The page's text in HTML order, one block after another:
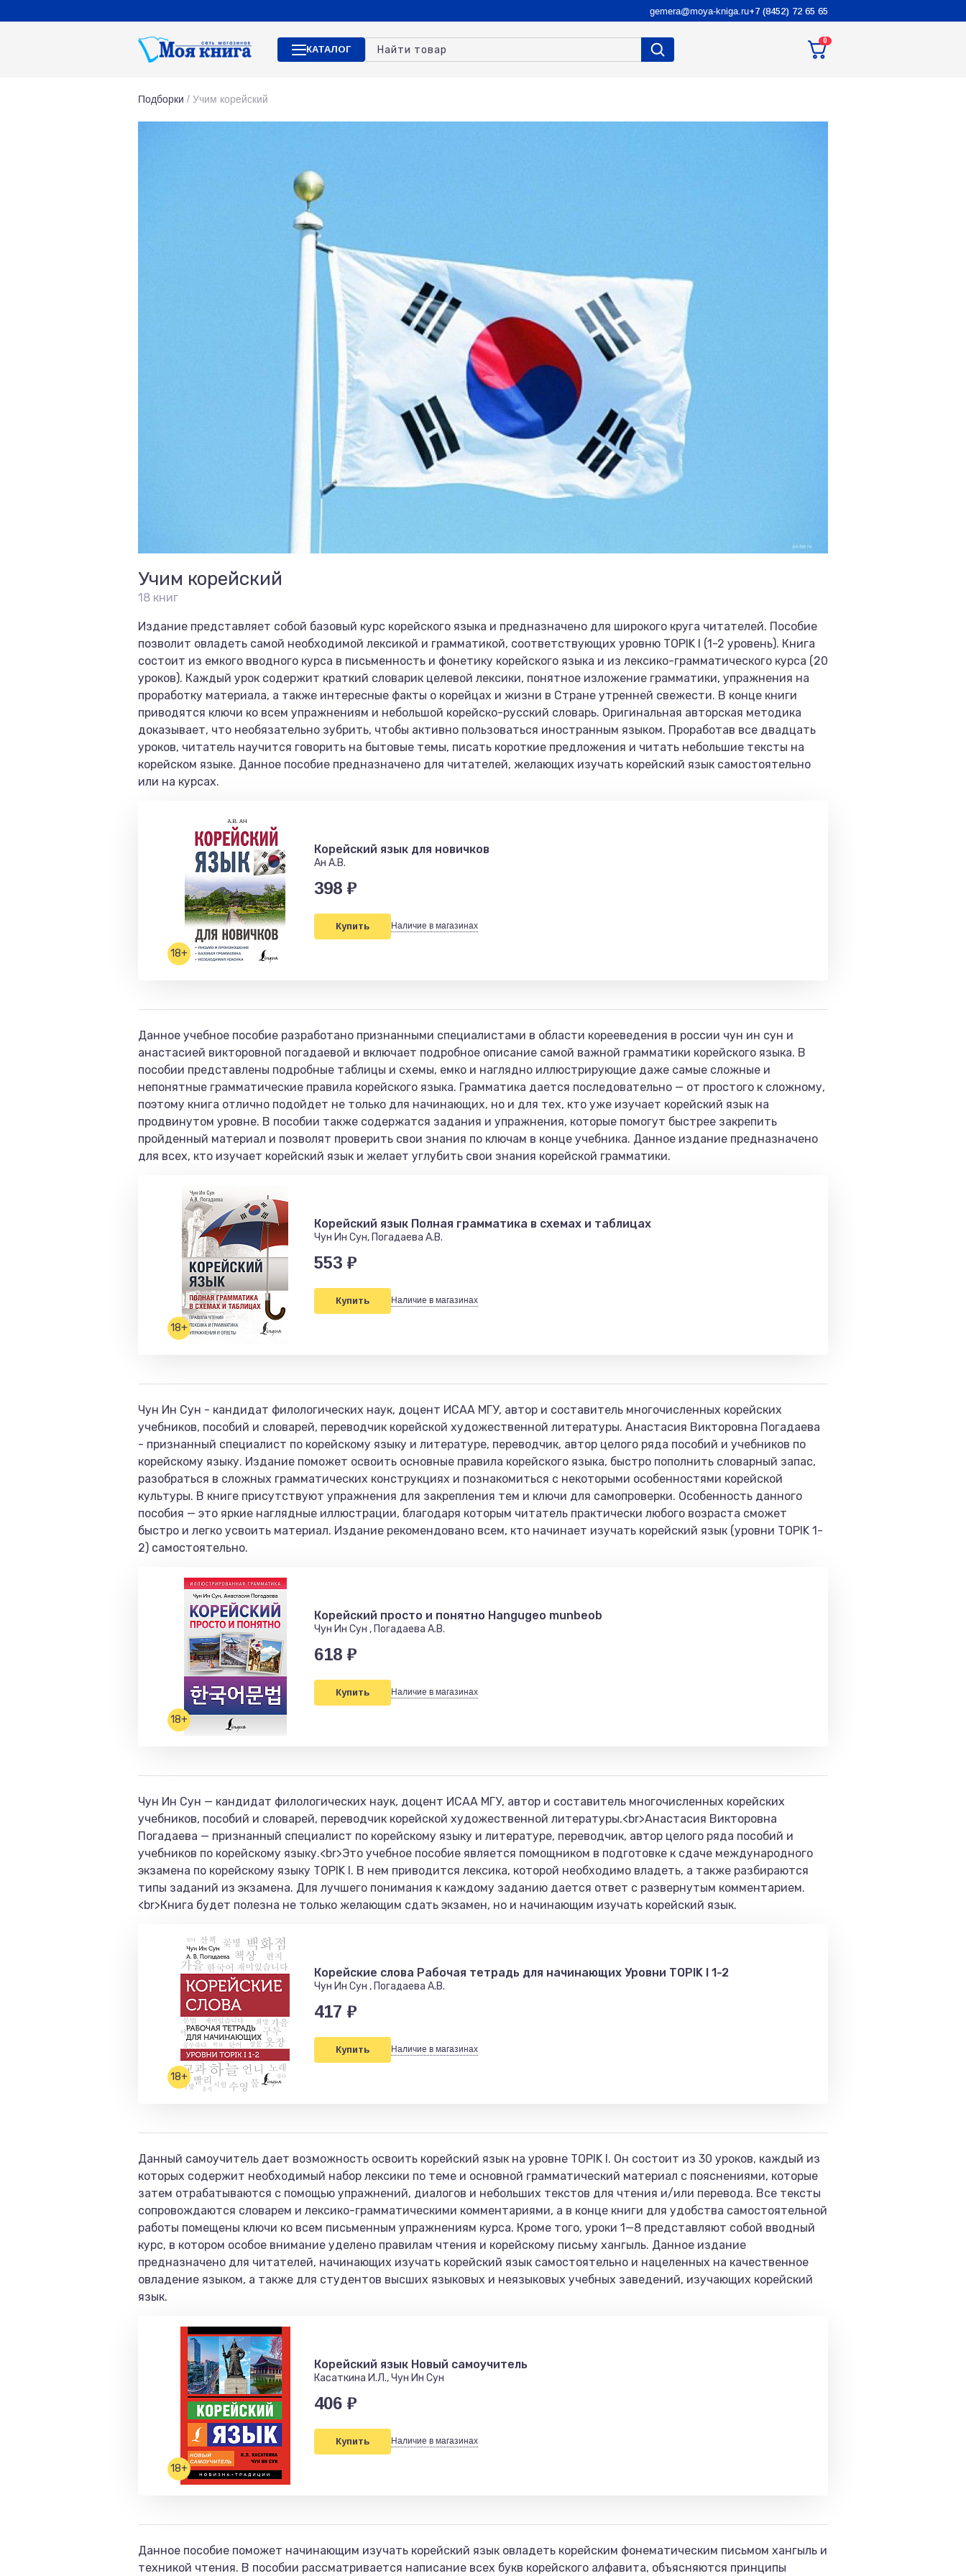
gemera@moya-kniga.ru+7 (8452) 72 65 65
КАТАЛОГ
0
Подборки / Учим корейский
Учим корейский
18 книг
Издание представляет собой базовый курс корейского языка и предназначено для широкого круга читателей. Пособие
позволит овладеть самой необходимой лексикой и грамматикой, соответствующих уровню TOPIK I (1-2 уровень). Книга
состоит из емкого вводного курса в письменность и фонетику корейского языка и из лексико-грамматического курса (20
уроков). Каждый урок содержит краткий словарик целевой лексики, понятное изложение грамматики, упражнения на
проработку материала, а также интересные факты о корейцах и жизни в Стране утренней свежести. В конце книги
приводятся ключи ко всем упражнениям и небольшой корейско-русский словарь. Оригинальная авторская методика
доказывает, что необязательно зубрить, чтобы активно пользоваться иностранным языком. Проработав все двадцать
уроков, читатель научится говорить на бытовые темы, писать короткие предложения и читать небольшие тексты на
корейском языке. Данное пособие предназначено для читателей, желающих изучать корейский язык самостоятельно
или на курсах.
18+
Корейский язык для новичков
Ан А.В.
398 ₽
Купить Наличие в магазинах
Данное учебное пособие разработано признанными специалистами в области корееведения в россии чун ин сун и
анастасией викторовной погадаевой и включает подробное описание самой важной грамматики корейского языка. В
пособии представлены подробные таблицы и схемы, емко и наглядно иллюстрирующие даже самые сложные и
непонятные грамматические правила корейского языка. Грамматика дается последовательно — от простого к сложному,
поэтому книга отлично подойдет не только для начинающих, но и для тех, кто уже изучает корейский язык на
продвинутом уровне. В пособии также содержатся задания и упражнения, которые помогут быстрее закрепить
пройденный материал и позволят проверить свои знания по ключам в конце учебника. Данное издание предназначено
для всех, кто изучает корейский язык и желает углубить свои знания корейской грамматики.
18+
Корейский язык Полная грамматика в схемах и таблицах
Чун Ин Сун, Погадаева А.В.
553 ₽
Купить Наличие в магазинах
Чун Ин Сун - кандидат филологических наук, доцент ИСАА МГУ, автор и составитель многочисленных корейских
учебников, пособий и словарей, переводчик корейской художественной литературы. Анастасия Викторовна Погадаева
- признанный специалист по корейскому языку и литературе, переводчик, автор целого ряда пособий и учебников по
корейскому языку. Издание поможет освоить основные правила корейского языка, быстро пополнить словарный запас,
разобраться в сложных грамматических конструкциях и познакомиться с некоторыми особенностями корейской
культуры. В книге присутствуют упражнения для закрепления тем и ключи для самопроверки. Особенность данного
пособия — это яркие наглядные иллюстрации, благодаря которым читатель практически любого возраста сможет
быстро и легко усвоить материал. Издание рекомендовано всем, кто начинает изучать корейский язык (уровни TOPIK 1-
2) самостоятельно.
18+
Корейский просто и понятно Hangugeo munbeob
Чун Ин Сун , Погадаева А.В.
618 ₽
Купить Наличие в магазинах
Чун Ин Сун — кандидат филологических наук, доцент ИСАА МГУ, автор и составитель многочисленных корейских
учебников, пособий и словарей, переводчик корейской художественной литературы.<br>Анастасия Викторовна
Погадаева — признанный специалист по корейскому языку и литературе, переводчик, автор целого ряда пособий и
учебников по корейскому языку.<br>Это учебное пособие является помощником в подготовке к сдаче международного
экзамена по корейскому языку TOPIK I. В нем приводится лексика, которой необходимо владеть, а также разбираются
типы заданий из экзамена. Для лучшего понимания к каждому заданию дается ответ с развернутым комментарием.
<br>Книга будет полезна не только желающим сдать экзамен, но и начинающим изучать корейский язык.
18+
Корейские слова Рабочая тетрадь для начинающих Уровни TOPIK I 1-2
Чун Ин Сун , Погадаева А.В.
417 ₽
Купить Наличие в магазинах
Данный самоучитель дает возможность освоить корейский язык на уровне TOPIK I. Он состоит из 30 уроков, каждый из
которых содержит необходимый набор лексики по теме и основной грамматический материал с пояснениями, которые
затем отрабатываются с помощью упражнений, диалогов и небольших текстов для чтения и/или перевода. Все тексты
сопровождаются словарем и лексико-грамматическими комментариями, а в конце книги для удобства самостоятельной
работы помещены ключи ко всем письменным упражнениям курса. Кроме того, уроки 1—8 представляют собой вводный
курс, в котором особое внимание уделено правилам чтения и корейскому письму хангыль. Данное издание
предназначено для читателей, начинающих изучать корейский язык самостоятельно и нацеленных на качественное
овладение языком, а также для студентов высших языковых и неязыковых учебных заведений, изучающих корейский
язык.
18+
Корейский язык Новый самоучитель
Касаткина И.Л., Чун Ин Сун
406 ₽
Купить Наличие в магазинах
Данное пособие поможет начинающим изучать корейский язык овладеть корейским фонематическим письмом хангыль и
техникой чтения. В пособии рассматривается написание всех букв корейского алфавита, объясняются принципы